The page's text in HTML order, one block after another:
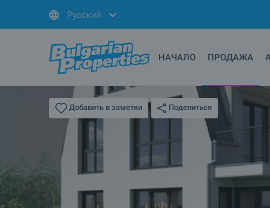
Русский
НАЧАЛО ПРОДАЖА
Добавить в заметки Поделиться